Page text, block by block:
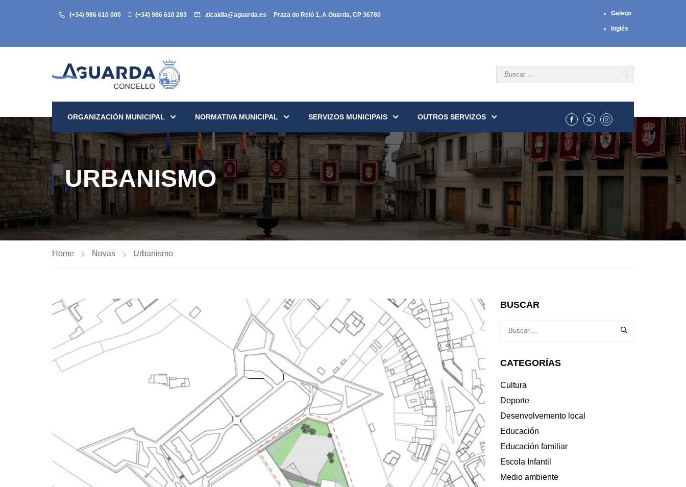
(+34) 986 610 000 (+34) 986 610 283 alcaldia@aguarda.es Praza do Reló 1, A Guarda, CP 36780 Galego
Inglés
ORGANIZACIÓN MUNICIPAL NORMATIVA MUNICIPAL SERVIZOS MUNICIPAIS OUTROS SERVIZOS
URBANISMO
Home Novas Urbanismo
BUSCAR
CATEGORÍAS
Cultura
Deporte
Desenvolvemento local
Educación
Educación familiar
Escola Infantil
Medio ambiente